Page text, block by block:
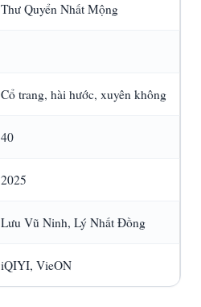
Thư Quyển Nhất Mộng
Cổ trang, hài hước, xuyên không
40
2025
Lưu Vũ Ninh, Lý Nhất Đồng
iQIYI, VieON